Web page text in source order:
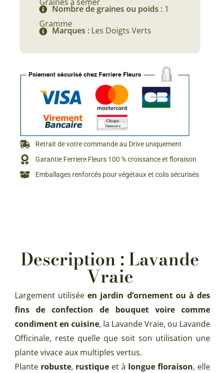
Nombre de graines ou poids : 1
Gramme
Marques : Les Doigts Verts
Retrait de votre commande au Drive uniquement
Garantie Ferriere Fleurs 100 % croissance et floraison
Emballages renforcés pour végétaux et colis sécurisés
Description : Lavande
Vraie
Largement utiliséeen jardin d’ornement ou à des
fins de confection de bouquet voire comme
condiment en cuisine, la Lavande Vraie, ou Lavande
Officinale, reste quelle que soit son utilisation une
plante vivace aux multiples vertus.
Plante robuste, rustique et à longue floraison, elle